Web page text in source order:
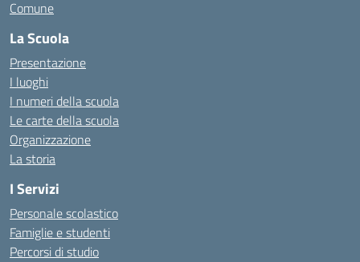
Comune
La Scuola
Presentazione
I luoghi
I numeri della scuola
Le carte della scuola
Organizzazione
La storia
I Servizi
Personale scolastico
Famiglie e studenti
Percorsi di studio